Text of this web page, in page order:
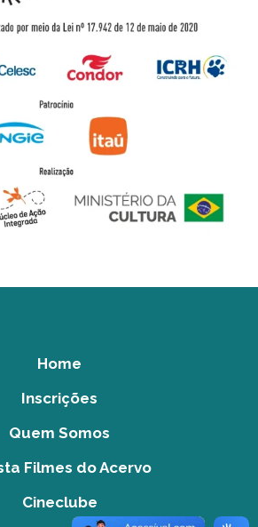
Home
Inscrições
Quem Somos
Filmes do Acervo
Cineclube